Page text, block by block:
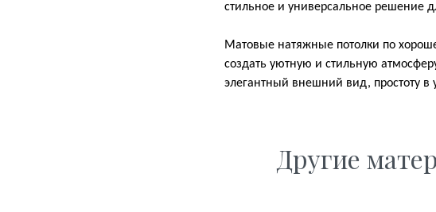
стильное и универсальное решение
Матовые натяжные потолки по
создать уютную и стильную
элегантный внешний вид, простоту в
Другие